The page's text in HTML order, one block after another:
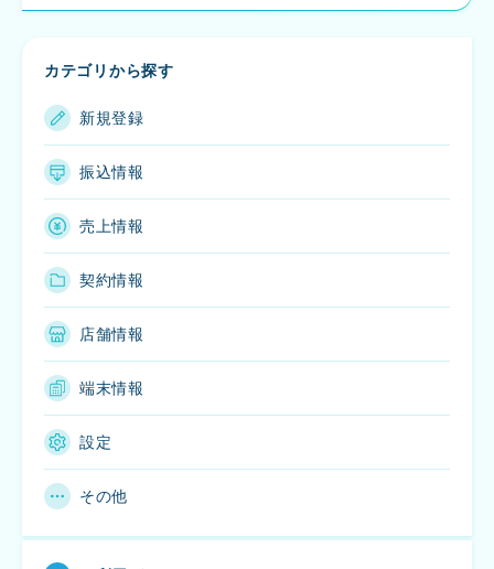
カテゴリから探す
新規登録
振込情報
売上情報
契約情報
店舗情報
端末情報
設定
その他